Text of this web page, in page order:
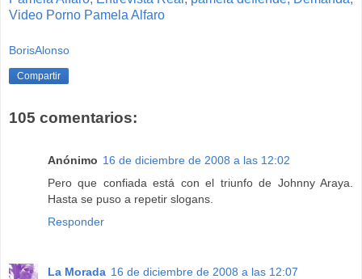
Video Porno Pamela Alfaro
BorisAlonso
Compartir
105 comentarios:
Anónimo 16 de diciembre de 2008 a las 12:02
Pero que confiada está con el triunfo de Johnny Araya.
Hasta se puso a repetir slogans.
Responder
La Morada 16 de diciembre de 2008 a las 12:07